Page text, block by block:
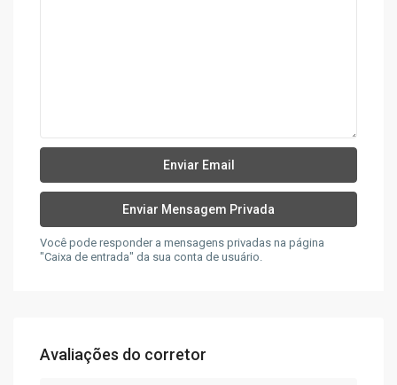
Você pode responder a mensagens privadas na página
"Caixa de entrada" da sua conta de usuário.
Avaliações do corretor